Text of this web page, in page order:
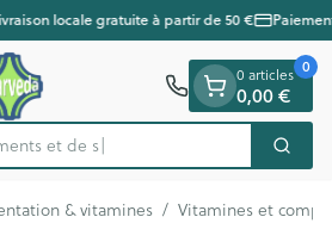
locale gratuite à partir de 50 €
0 articles
0,00 €
0
& vitamines / Vitamines et